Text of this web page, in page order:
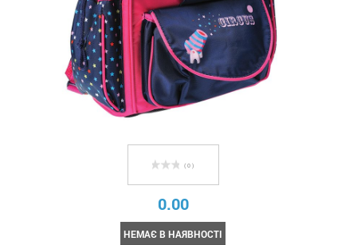
( 0 )
0.00
НЕМАЄ В НАЯВНОСТІ